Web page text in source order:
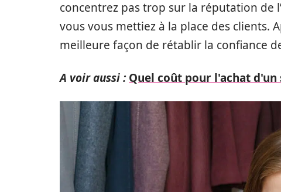
concentrez pas trop sur la réputation de
vous vous mettiez à la place des clients.
meilleure façon de rétablir la confiance
A voir aussi : Quel coût pour l'achat d'un